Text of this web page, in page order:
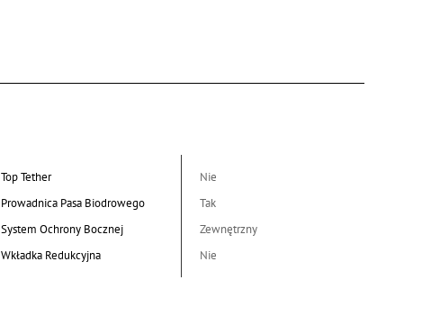
Top Tether
Nie
Prowadnica Pasa Biodrowego
Tak
System Ochrony Bocznej
Zewnętrzny
Wkładka Redukcyjna
Nie